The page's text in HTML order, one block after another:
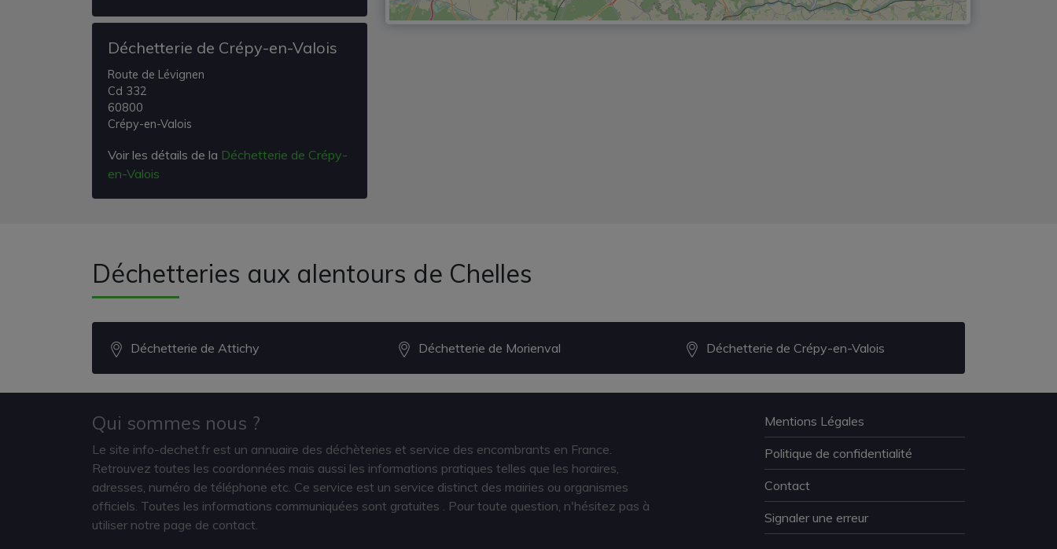
Déchetterie de Crépy-en-Valois
Route de Lévignen
Cd 332
60800
Crépy-en-Valois
Voir les détails de la Déchetterie de Crépy-
en-Valois
Déchetteries aux alentours de Chelles
Déchetterie de Attichy Déchetterie de Morienval Déchetterie de Crépy-en-Valois
Qui sommes nous ?
Le site info-dechet.fr est un annuaire des déchèteries et service des encombrants en France.
Retrouvez toutes les coordonnées mais aussi les informations pratiques telles que les horaires,
adresses, numéro de téléphone etc. Ce service est un service distinct des mairies ou organismes
officiels. Toutes les informations communiquées sont gratuites . Pour toute question, n'hésitez pas à
utiliser notre page de contact.
Mentions Légales
Politique de confidentialité
Contact
Signaler une erreur